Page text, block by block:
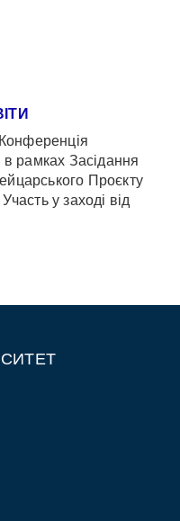
в рамках Засідання
Проєкту
у заході від